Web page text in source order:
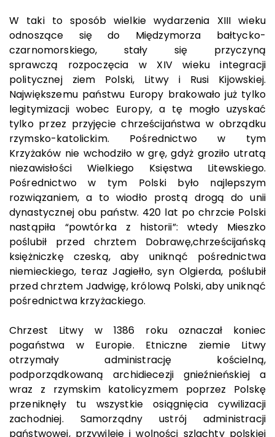
W taki to sposób wielkie wydarzenia XIII wieku
odnoszące się do Międzymorza bałtycko-
czarnomorskiego, stały się przyczyną
sprawczą rozpoczęcia w XIV wieku integracji
politycznej ziem Polski, Litwy i Rusi Kijowskiej.
Największemu państwu Europy brakowało już tylko
legitymizacji wobec Europy, a tę mogło uzyskać
tylko przez przyjęcie chrześcijaństwa w obrządku
rzymsko-katolickim. Pośrednictwo w tym
Krzyżaków nie wchodziło w grę, gdyż groziło utratą
niezawisłości Wielkiego Księstwa Litewskiego.
Pośrednictwo w tym Polski było najlepszym
rozwiązaniem, a to wiodło prostą drogą do unii
dynastycznej obu państw. 420 lat po chrzcie Polski
nastąpiła “powtórka z historii”: wtedy Mieszko
poślubił przed chrztem Dobrawę,chrześcijańską
księżniczkę czeską, aby uniknąć pośrednictwa
niemieckiego, teraz Jagiełło, syn Olgierda, poślubił
przed chrztem Jadwigę, królową Polski, aby uniknąć
pośrednictwa krzyżackiego.
Chrzest Litwy w 1386 roku oznaczał koniec
pogaństwa w Europie. Etniczne ziemie Litwy
otrzymały administrację kościelną,
podporządkowaną archidiecezji gnieźnieńskiej a
wraz z rzymskim katolicyzmem poprzez Polskę
przeniknęły tu wszystkie osiągnięcia cywilizacji
zachodniej. Samorządny ustrój administracji
państwowej, przywileje i wolności szlachty polskiej